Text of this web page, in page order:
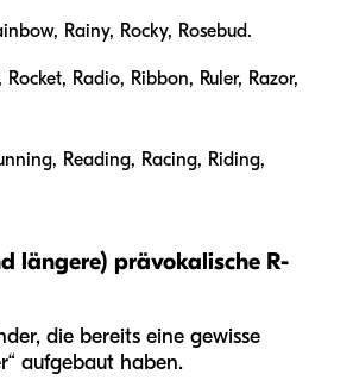
Rainy, Rocky, Rosebud.
Rocket, Radio, Ribbon, Ruler, Razor,
Reading, Racing, Riding,
längere) prävokalische R-
die bereits eine gewisse
aufgebaut haben.